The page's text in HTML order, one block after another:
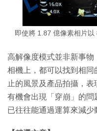
即使將 1.87 億像素相片以
高解像度模式並非新事
相機上，都可以找到相
止的風景及產品拍攝，
有機會出現「穿崩」的問
已往往能通過運算來減少